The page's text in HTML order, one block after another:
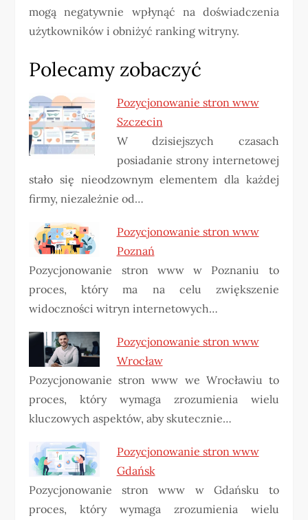
mogą negatywnie wpłynąć na doświadczenia
użytkowników i obniżyć ranking witryny.
Polecamy zobaczyć
Pozycjonowanie stron www
Szczecin
W dzisiejszych czasach
posiadanie strony internetowej
stało się nieodzownym elementem dla każdej
firmy, niezależnie od…
Pozycjonowanie stron www
Poznań
Pozycjonowanie stron www w Poznaniu to
proces, który ma na celu zwiększenie
widoczności witryn internetowych…
Pozycjonowanie stron www
Wrocław
Pozycjonowanie stron www we Wrocławiu to
proces, który wymaga zrozumienia wielu
kluczowych aspektów, aby skutecznie…
Pozycjonowanie stron www
Gdańsk
Pozycjonowanie stron www w Gdańsku to
proces, który wymaga zrozumienia wielu